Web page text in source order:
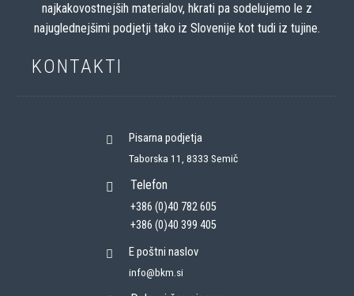
najkakovostnejših materialov, hkrati pa sodelujemo le z
najuglednejšimi podjetji tako iz Slovenije kot tudi iz tujine.
KONTAKTI
Pisarna podjetja
Taborska 11, 8333 Semič
Telefon
+386 (0)40 782 605
+386 (0)40 399 405
E poštni naslov
info@bkm.si